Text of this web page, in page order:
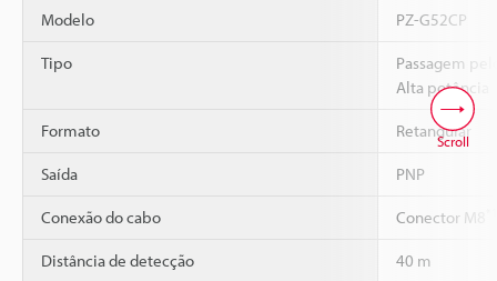
Modelo PZ-G52CP
Tipo
Passagem
Alta potência
Formato Retangular
Saída PNP
Conexão do cabo Conector M8
Distância de detecção 40 m
Scroll